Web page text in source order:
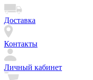
Доставка
Контакты
Личный кабинет